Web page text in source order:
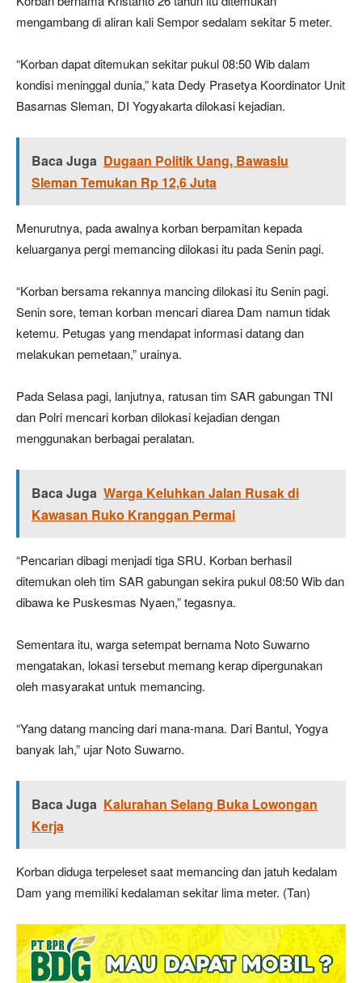
mengambang di aliran kali Sempor sedalam sekitar 5 meter.
“Korban dapat ditemukan sekitar pukul 08:50 Wib dalam
kondisi meninggal dunia,” kata Dedy Prasetya Koordinator Unit
Basarnas Sleman, DI Yogyakarta dilokasi kejadian.
Baca Juga Dugaan Politik Uang, Bawaslu
Sleman Temukan Rp 12,6 Juta
Menurutnya, pada awalnya korban berpamitan kepada
keluarganya pergi memancing dilokasi itu pada Senin pagi.
“Korban bersama rekannya mancing dilokasi itu Senin pagi.
Senin sore, teman korban mencari diarea Dam namun tidak
ketemu. Petugas yang mendapat informasi datang dan
melakukan pemetaan,” urainya.
Pada Selasa pagi, lanjutnya, ratusan tim SAR gabungan TNI
dan Polri mencari korban dilokasi kejadian dengan
menggunakan berbagai peralatan.
Baca Juga Warga Keluhkan Jalan Rusak di
Kawasan Ruko Kranggan Permai
“Pencarian dibagi menjadi tiga SRU. Korban berhasil
ditemukan oleh tim SAR gabungan sekira pukul 08:50 Wib dan
dibawa ke Puskesmas Nyaen,” tegasnya.
Sementara itu, warga setempat bernama Noto Suwarno
mengatakan, lokasi tersebut memang kerap dipergunakan
oleh masyarakat untuk memancing.
“Yang datang mancing dari mana-mana. Dari Bantul, Yogya
banyak lah,” ujar Noto Suwarno.
Baca Juga Kalurahan Selang Buka Lowongan
Kerja
Korban diduga terpeleset saat memancing dan jatuh kedalam
Dam yang memiliki kedalaman sekitar lima meter. (Tan)